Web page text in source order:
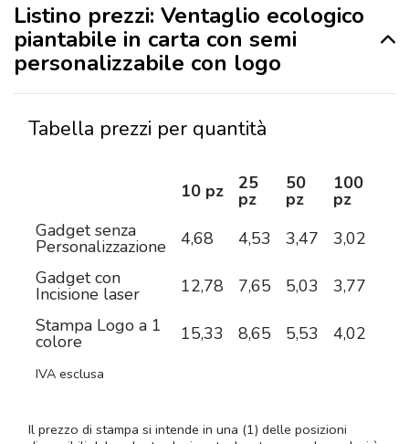
Listino prezzi: Ventaglio ecologico
piantabile in carta con semi
personalizzabile con logo
Tabella prezzi per quantità
10 pz 25
pz
50
pz
100
pz
Gadget senza
Personalizzazione 4,68 4,53 3,47 3,02
Gadget con
Incisione laser 12,78 7,65 5,03 3,77
Stampa Logo a 1
colore 15,33 8,65 5,53 4,02
IVA esclusa
Il prezzo di stampa si intende in una (1) delle posizioni